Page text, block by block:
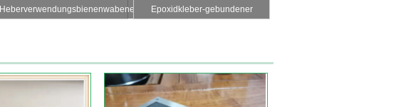
HeberverwendungsbienenwabenedelstahlblechEpoxidkleber-gebundener